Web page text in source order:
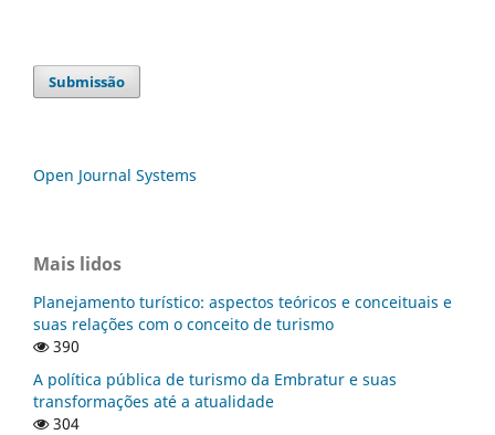
Submissão
Open Journal Systems
Mais lidos
Planejamento turístico: aspectos teóricos e conceituais e
suas relações com o conceito de turismo
390
A política pública de turismo da Embratur e suas
transformações até a atualidade
304